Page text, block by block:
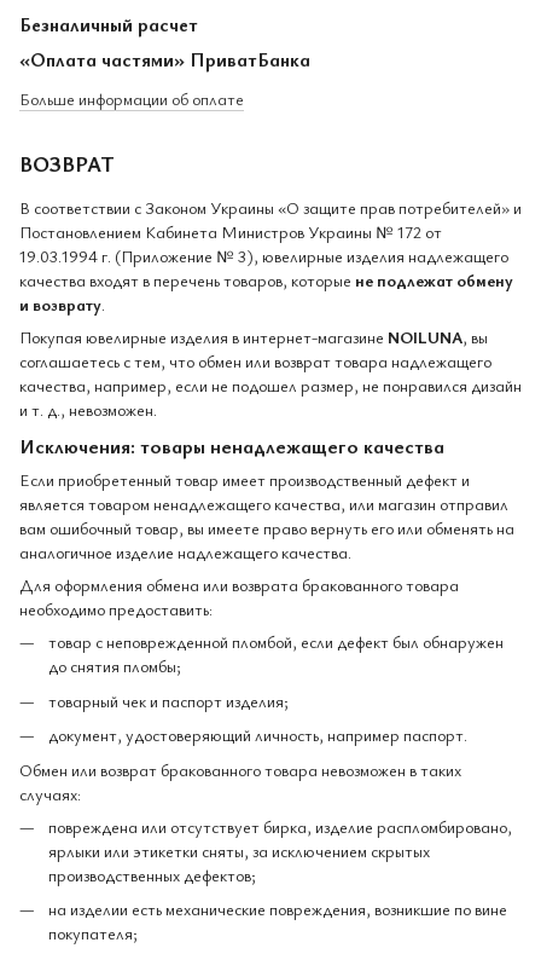
Безналичный расчет
«Оплата частями» ПриватБанка
Больше информации об оплате
ВОЗВРАТ
В соответствии с Законом Украины «О защите прав потребителей» и
Постановлением Кабинета Министров Украины № 172 от
19.03.1994 г. (Приложение № 3), ювелирные изделия надлежащего
качества входят в перечень товаров, которые не подлежат обмену
и возврату
Покупая ювелирные изделия в интернет-магазине NOILUNA, вы
соглашаетесь с тем, что обмен или возврат товара надлежащего
качества, например, если не подошел размер, не понравился дизайн
и т. д., невозможен.
Исключения: товары ненадлежащего качества
Если приобретенный товар имеет производственный дефект и
является товаром ненадлежащего качества, или магазин отправил
вам ошибочный товар, вы имеете право вернуть его или обменять на
аналогичное изделие надлежащего качества.
Для оформления обмена или возврата бракованного товара
необходимо предоставить:
товар с неповрежденной пломбой, если дефект был обнаружен
до снятия пломбы;
товарный чек и паспорт изделия;
документ, удостоверяющий личность, например паспорт.
Обмен или возврат бракованного товара невозможен в таких
случаях:
повреждена или отсутствует бирка, изделие распломбировано,
ярлыки или этикетки сняты, за исключением скрытых
производственных дефектов;
на изделии есть механические повреждения, возникшие по вине
покупателя;